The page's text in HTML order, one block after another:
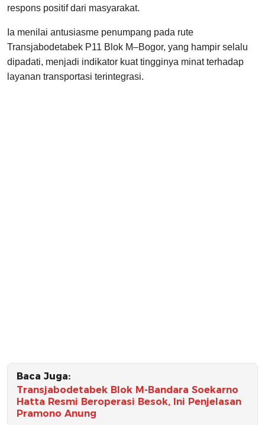
respons positif dari masyarakat.
Ia menilai antusiasme penumpang pada rute
Transjabodetabek P11 Blok M–Bogor, yang hampir selalu
dipadati, menjadi indikator kuat tingginya minat terhadap
layanan transportasi terintegrasi.
Baca Juga:
Transjabodetabek Blok M-Bandara Soekarno
Hatta Resmi Beroperasi Besok, Ini Penjelasan
Pramono Anung